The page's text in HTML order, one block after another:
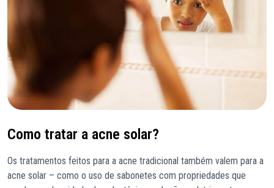
Como tratar a acne solar?
Os tratamentos feitos para a acne tradicional também valem para a
acne solar – como o uso de sabonetes com propriedades que